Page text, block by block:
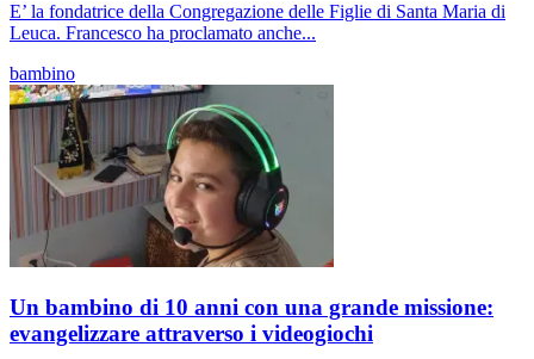
E’ la fondatrice della Congregazione delle Figlie di Santa Maria di
Leuca. Francesco ha proclamato anche...
bambino
Un bambino di 10 anni con una grande missione:
evangelizzare attraverso i videogiochi